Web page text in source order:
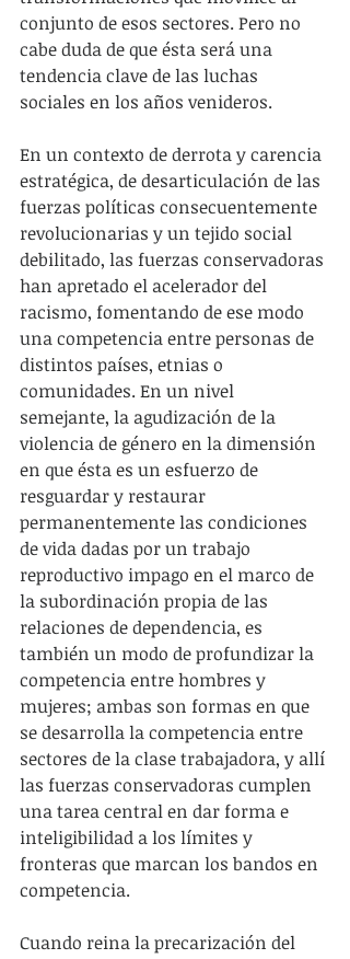
conjunto de esos sectores. Pero no
cabe duda de que ésta será una
tendencia clave de las luchas
sociales en los años venideros.
En un contexto de derrota y carencia
estratégica, de desarticulación de las
fuerzas políticas consecuentemente
revolucionarias y un tejido social
debilitado, las fuerzas conservadoras
han apretado el acelerador del
racismo, fomentando de ese modo
una competencia entre personas de
distintos países, etnias o
comunidades. En un nivel
semejante, la agudización de la
violencia de género en la dimensión
en que ésta es un esfuerzo de
resguardar y restaurar
permanentemente las condiciones
de vida dadas por un trabajo
reproductivo impago en el marco de
la subordinación propia de las
relaciones de dependencia, es
también un modo de profundizar la
competencia entre hombres y
mujeres; ambas son formas en que
se desarrolla la competencia entre
sectores de la clase trabajadora, y allí
las fuerzas conservadoras cumplen
una tarea central en dar forma e
inteligibilidad a los límites y
fronteras que marcan los bandos en
competencia.
Cuando reina la precarización del